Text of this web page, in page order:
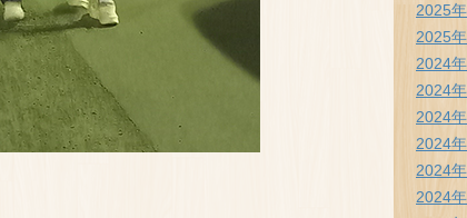
2025
2025
2024
2024
2024
2024
2024
2024